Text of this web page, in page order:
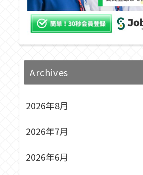
Archives
2026年8月
2026年7月
2026年6月